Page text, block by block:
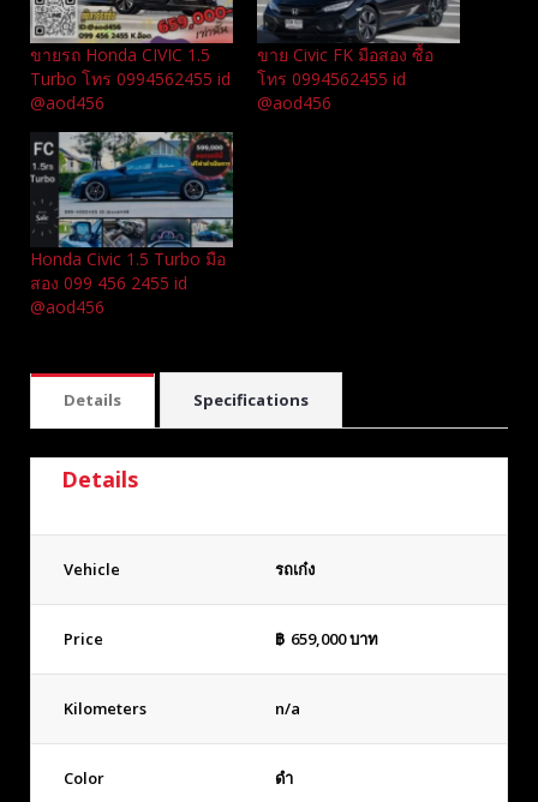
ขายรถ Honda CIVIC 1.5
Turbo โทร 0994562455 id
@aod456
ขาย Civic FK มือสอง ซื้อ
โทร 0994562455 id
@aod456
Honda Civic 1.5 Turbo มือ
สอง 099 456 2455 id
@aod456
Details Specifications
Details
Vehicle รถเก๋ง
Price ฿ 659,000บาท
Kilometers n/a
Color ดำ